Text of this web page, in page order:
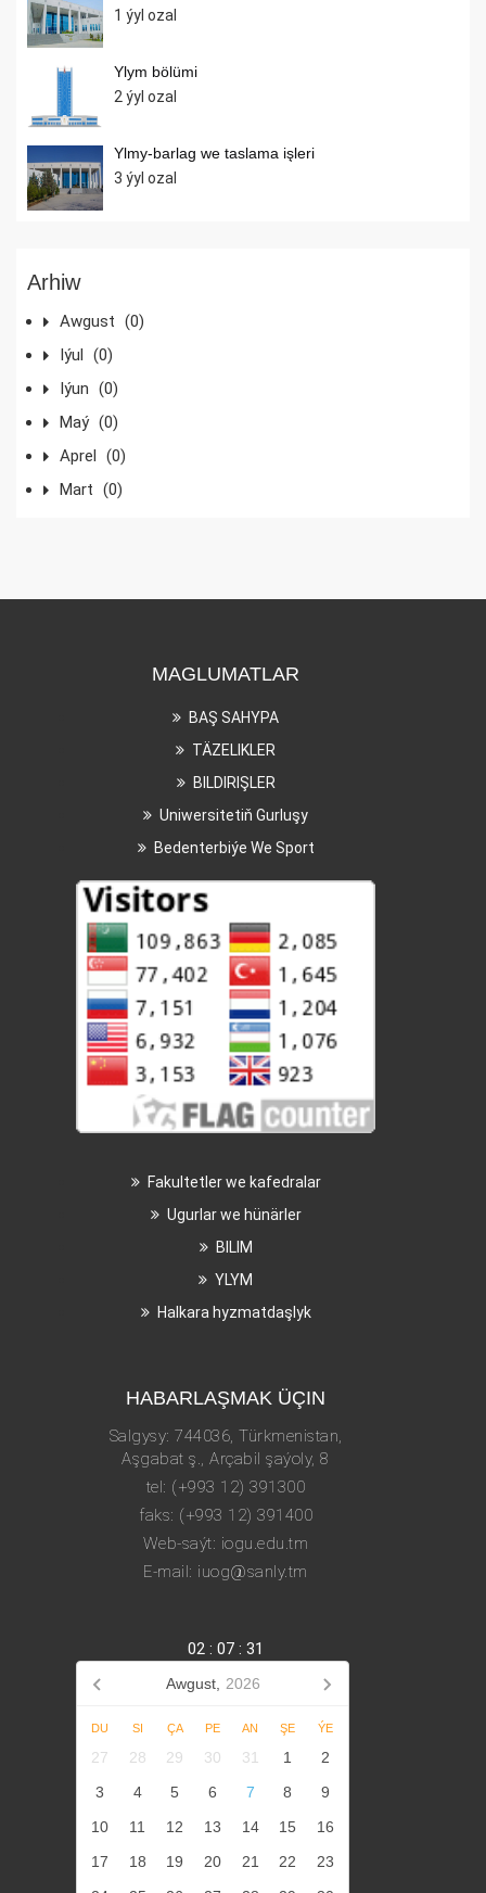
1 ýyl ozal
Ylym bölümi
2 ýyl ozal
Ylmy-barlag we taslama işleri
3 ýyl ozal
Arhiw
Awgust (0)
Iýul (0)
Iýun (0)
Maý (0)
Aprel (0)
Mart (0)
MAGLUMATLAR
BAŞ SAHYPA
TÄZELIKLER
BILDIRIŞLER
Uniwersitetiň Gurluşy
Bedenterbiýe We Sport
Fakultetler we kafedralar
Ugurlar we hünärler
BILIM
YLYM
Halkara hyzmatdaşlyk
HABARLAŞMAK ÜÇIN
Salgysy: 744036, Türkmenistan,
Aşgabat ş., Arçabil şaýoly, 8
tel: (+993 12) 391300
faks: (+993 12) 391400
Web-saýt: iogu.edu.tm
E-mail: iuog@sanly.tm
02 : 07 : 31
Awgust, 2026
DU SI ÇA PE AN ŞE ÝE
27 28 29 30 31 1
2
3
4 5 6 7 8
9
10
11 12 13 14 15
16
17
18 19 20 21 22
23